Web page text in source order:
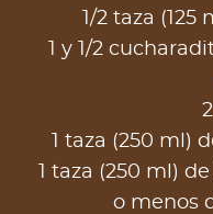
1/2 taza
1 y 1/2
1 taza (250 ml)
1 taza (250 ml)
o menos